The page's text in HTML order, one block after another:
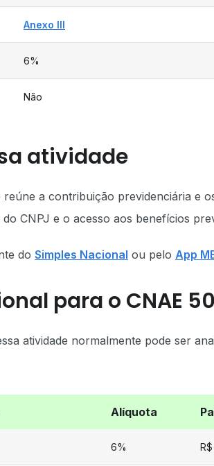
Anexo III
6%
Não
atividade
reúne a contribuição previdenciária e
CNPJ e o acesso aos benefícios
do Simples Nacional ou pelo App
para o CNAE
atividade normalmente pode ser
Alíquota
6%